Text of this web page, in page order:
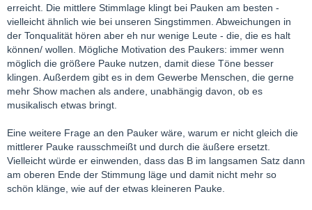
erreicht. Die mittlere Stimmlage klingt bei Pauken am besten -
vielleicht ähnlich wie bei unseren Singstimmen. Abweichungen in
der Tonqualität hören aber eh nur wenige Leute - die, die es halt
können/ wollen. Mögliche Motivation des Paukers: immer wenn
möglich die größere Pauke nutzen, damit diese Töne besser
klingen. Außerdem gibt es in dem Gewerbe Menschen, die gerne
mehr Show machen als andere, unabhängig davon, ob es
musikalisch etwas bringt.
Eine weitere Frage an den Pauker wäre, warum er nicht gleich die
mittlerer Pauke rausschmeißt und durch die äußere ersetzt.
Vielleicht würde er einwenden, dass das B im langsamen Satz dann
am oberen Ende der Stimmung läge und damit nicht mehr so
schön klänge, wie auf der etwas kleineren Pauke.